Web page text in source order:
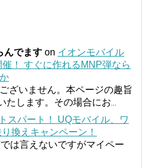
んでます on イオンモバイル
！ すぐに作れるMNP弾なら
ざいません。本ページの趣旨
たします。その場合にお
スパート！ UQモバイル、ワ
換えキャンペーン！
は言えないですがマイペー